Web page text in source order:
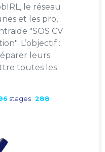
le réseau
et les pro,
"SOS CV
L’objectif :
leurs
toutes les
stages 288